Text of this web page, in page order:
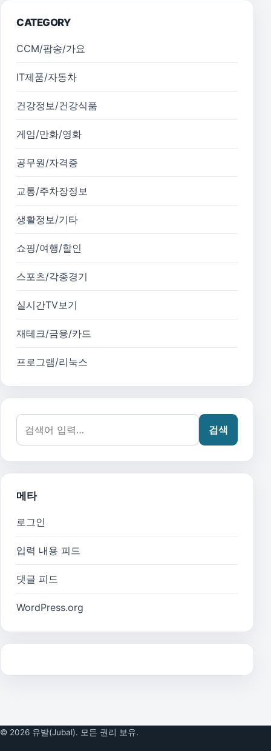
CATEGORY
CCM/팝송/가요
IT제품/자동차
건강정보/건강식품
게임/만화/영화
공무원/자격증
교통/주차장정보
생활정보/기타
쇼핑/여행/할인
스포츠/각종경기
실시간TV보기
재테크/금융/카드
프로그램/리눅스
검색어:
검색
메타
로그인
입력 내용 피드
댓글 피드
WordPress.org
© 2026 유발(Jubal). 모든 권리 보유.